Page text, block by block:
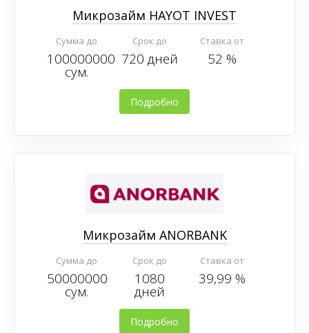
Микрозайм HAYOT INVEST
Сумма до
100000000
сум.
Срок до
720 дней
Ставка от
52 %
Подробно
Микрозайм ANORBANK
Сумма до
50000000
сум.
Срок до
1080
дней
Ставка от
39,99 %
Подробно